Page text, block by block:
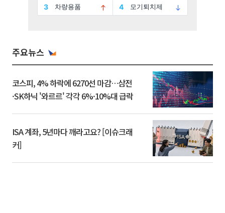
주요뉴스
코스피, 4% 하락에 6270선 마감…삼전
·SK하닉 '와르르' 각각 6%·10%대 급락
ISA 계좌, 5년마다 깨라고요? [이슈크래
커]